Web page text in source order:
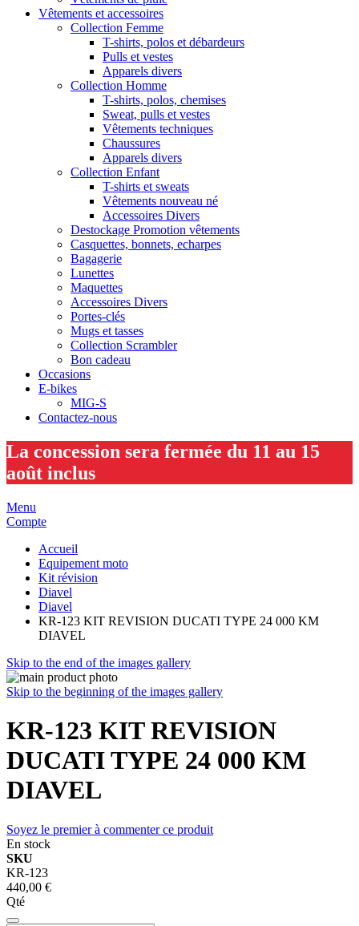
Vêtements et accessoires
Collection Femme
T-shirts, polos et débardeurs
Pulls et vestes
Apparels divers
Collection Homme
T-shirts, polos, chemises
Sweat, pulls et vestes
Vêtements techniques
Chaussures
Apparels divers
Collection Enfant
T-shirts et sweats
Vêtements nouveau né
Accessoires Divers
Destockage Promotion vêtements
Casquettes, bonnets, echarpes
Bagagerie
Lunettes
Maquettes
Accessoires Divers
Portes-clés
Mugs et tasses
Collection Scrambler
Bon cadeau
Occasions
E-bikes
MIG-S
Contactez-nous
La concession sera fermée du 11 au 15
août inclus
Menu
Compte
Accueil
Equipement moto
Kit révision
Diavel
Diavel
KR-123 KIT REVISION DUCATI TYPE 24 000 KM
DIAVEL
Skip to the end of the images gallery
Skip to the beginning of the images gallery
KR-123 KIT REVISION
DUCATI TYPE 24 000 KM
DIAVEL
Soyez le premier à commenter ce produit
En stock
SKU
KR-123
440,00 €
Qté